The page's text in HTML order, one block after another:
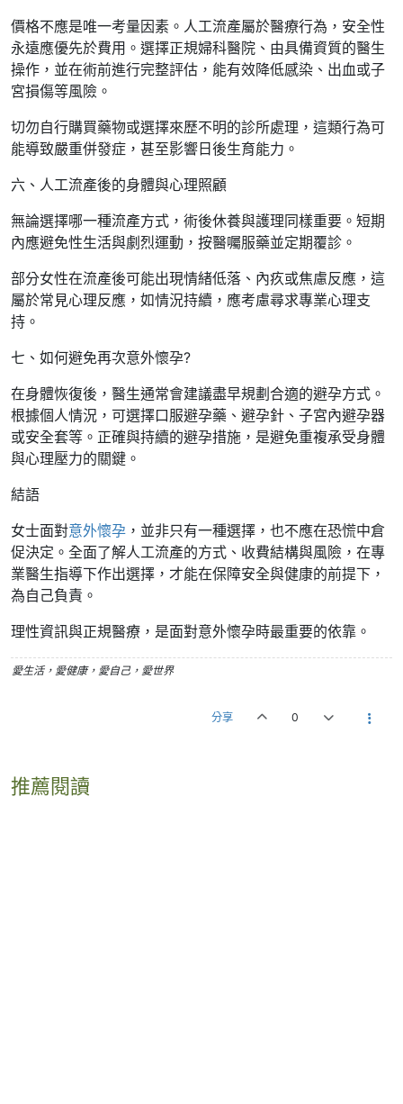
價格不應是唯一考量因素。人工流產屬於醫療行為，安全性
永遠應優先於費用。選擇正規婦科醫院、由具備資質的醫生
操作，並在術前進行完整評估，能有效降低感染、出血或子
宮損傷等風險。
切勿自行購買藥物或選擇來歷不明的診所處理，這類行為可
能導致嚴重併發症，甚至影響日後生育能力。
六、人工流產後的身體與心理照顧
無論選擇哪一種流產方式，術後休養與護理同樣重要。短期
內應避免性生活與劇烈運動，按醫囑服藥並定期覆診。
部分女性在流產後可能出現情緒低落、內疚或焦慮反應，這
屬於常見心理反應，如情況持續，應考慮尋求專業心理支
持。
七、如何避免再次意外懷孕?
在身體恢復後，醫生通常會建議盡早規劃合適的避孕方式。
根據個人情況，可選擇口服避孕藥、避孕針、子宮內避孕器
或安全套等。正確與持續的避孕措施，是避免重複承受身體
與心理壓力的關鍵。
結語
女士面對意外懷孕 ，並非只有一種選擇，也不應在恐慌中倉
促決定。全面了解人工流產的方式、收費結構與風險，在專
業醫生指導下作出選擇，才能在保障安全與健康的前提下，
為自己負責。
理性資訊與正規醫療，是面對意外懷孕時最重要的依靠。
愛生活，愛健康，愛自己，愛世界
分享 0
推薦閱讀